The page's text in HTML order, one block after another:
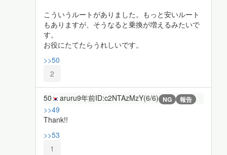
こういうルートがありました。もっと安いルート
もありますが、そうなると乗換が増えるみたいで
す。
お役にたてたらうれしいです。
>>50
2
50 aruru9年前ID:c2NTAzMzY(6/6) NG 報告
>>49
Thank!!
>>53
1